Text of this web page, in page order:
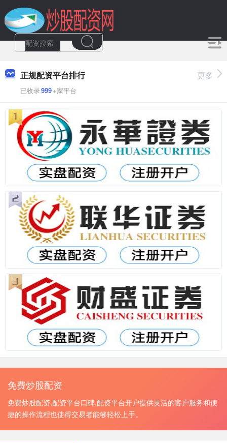
正规配资平台排行
已收录999+家平台
更多
免费炒股配资
免费炒股配资,配资平台口碑,配资平台开户提供灵活的客户服务和便
捷的操作流程也使得交易者能够轻松上手。